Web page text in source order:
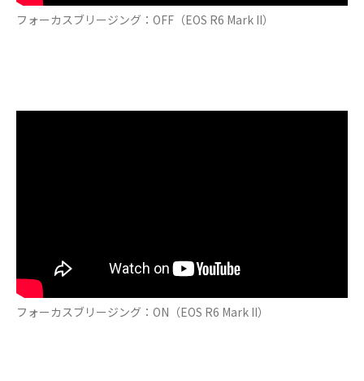
フォーカスブリージング：OFF（EOS R6 Mark II）
フォーカスブリージング：ON（EOS R6 Mark II）